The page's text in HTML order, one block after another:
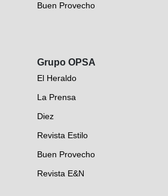
Buen Provecho
Grupo OPSA
El Heraldo
La Prensa
Diez
Revista Estilo
Buen Provecho
Revista E&N